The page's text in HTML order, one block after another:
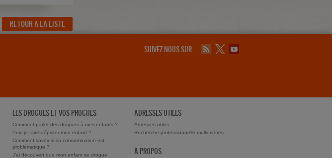
RETOUR À LA LISTE
SUIVEZ-NOUS SUR :
LES DROGUES ET VOS PROCHES
Comment parler des drogues à mes enfants ?
Puis-je faire dépister mon enfant ?
Comment savoir si sa consommation est
problématique ?
J'ai découvert que mon enfant se drogue
ADRESSES UTILES
Adresses utiles
Recherche professionnelle multicritères
À PROPOS